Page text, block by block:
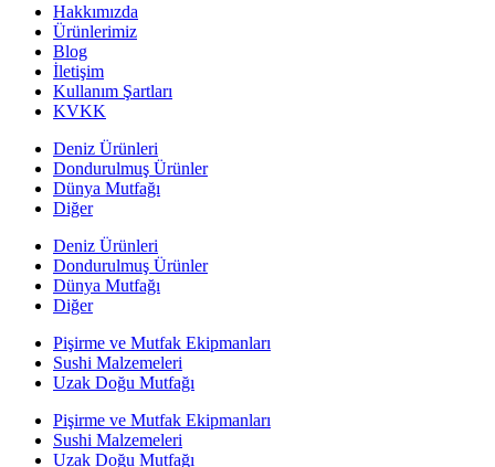
Hakkımızda
Ürünlerimiz
Blog
İletişim
Kullanım Şartları
KVKK
Deniz Ürünleri
Dondurulmuş Ürünler
Dünya Mutfağı
Diğer
Deniz Ürünleri
Dondurulmuş Ürünler
Dünya Mutfağı
Diğer
Pişirme ve Mutfak Ekipmanları
Sushi Malzemeleri
Uzak Doğu Mutfağı
Pişirme ve Mutfak Ekipmanları
Sushi Malzemeleri
Uzak Doğu Mutfağı